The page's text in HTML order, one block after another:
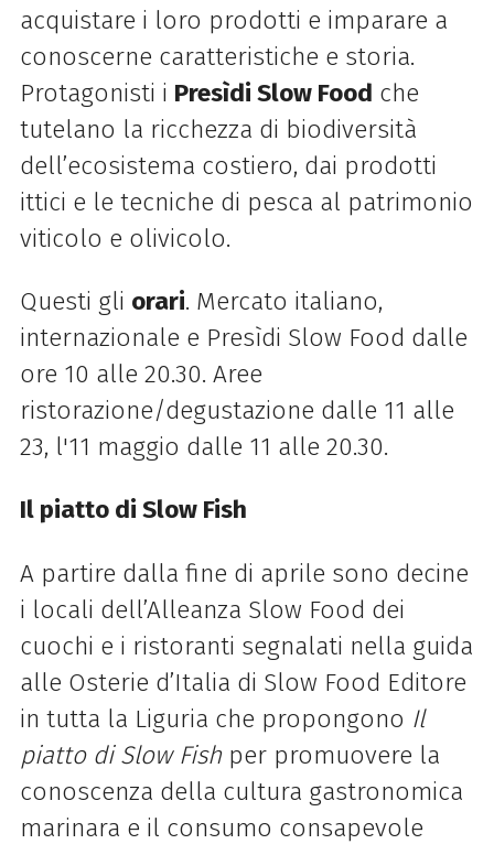
acquistare i loro prodotti e imparare a
conoscerne caratteristiche e storia.
Protagonisti i Presìdi SlowFood che
tutelano la ricchezza di biodiversità
dell’ecosistema costiero, dai prodotti
ittici e le tecniche di pesca al patrimonio
viticolo e olivicolo.
Questi gli orari. Mercato italiano,
internazionale e Presìdi Slow Food dalle
ore 10 alle 20.30. Aree
ristorazione/degustazione dalle 11 alle
23, l'11 maggio dalle 11 alle 20.30.
Il piatto di Slow Fish
A partire dalla fine di aprile sono decine
i locali dell’Alleanza Slow Food dei
cuochi e i ristoranti segnalati nella guida
alle Osterie d’Italia di Slow Food Editore
in tutta la Liguria che propongono Il
piatto diSlow Fish per promuovere la
conoscenza della cultura gastronomica
marinara e il consumo consapevole